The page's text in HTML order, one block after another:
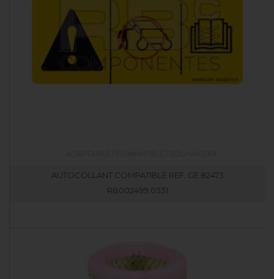
AUTOCOLLANT COMPATIBLE REF. GE 82473
RB002499.0331